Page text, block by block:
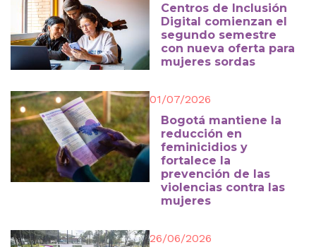
Centros de Inclusión
Digital comienzan el
segundo semestre
con nueva oferta para
mujeres sordas
01/07/2026
Bogotá mantiene la
reducción en
feminicidios y
fortalece la
prevención de las
violencias contra las
mujeres
26/06/2026